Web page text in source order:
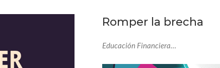
Romper la brecha
Educación Financiera…